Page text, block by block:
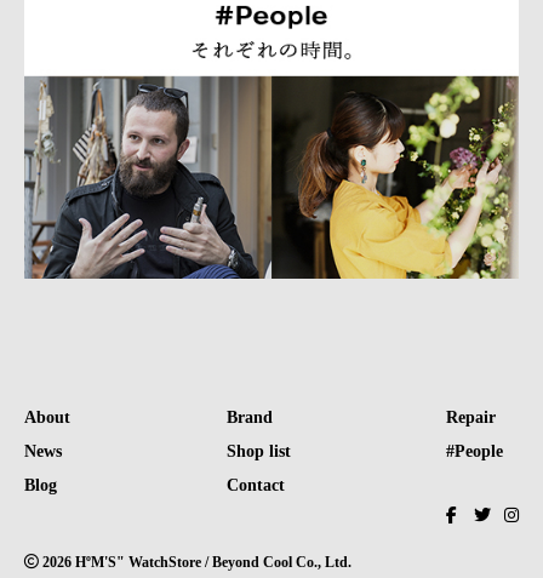
About
News
Blog
Brand
Shop list
Contact
Repair
#People
2026 HºM'S" WatchStore / Beyond Cool Co., Ltd.